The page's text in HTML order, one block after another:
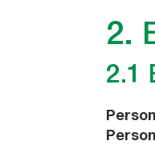
2.
2.1
Person